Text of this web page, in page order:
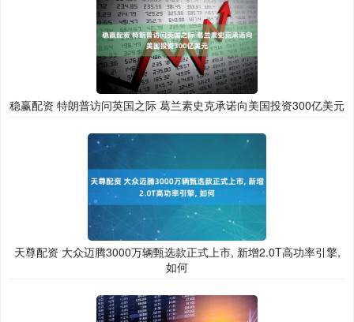
稳赢配资 特朗普访问英国之际 葛兰素史克承诺向美国投资300亿美元
天尊配资 大众迈腾3000万辆甄选款正式上市, 新增2.0T高功率引擎,
如何